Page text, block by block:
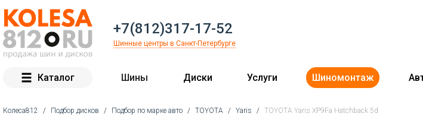
+7(812)317-17-52
Шинные центры в Санкт-Петербурге
Каталог Шины Диски Услуги Шиномонтаж
Колеса812 / Подбор дисков / Подбор по марке авто / TOYOTA / Yaris / TOYOTA Yaris XP9Fa Hatchback 5d